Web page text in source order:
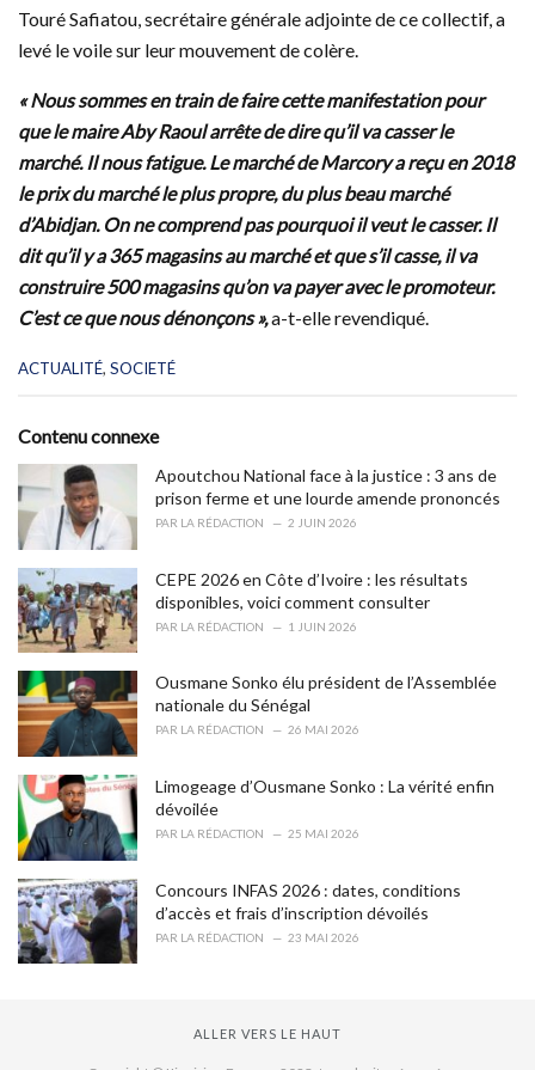
Touré Safiatou, secrétaire générale adjointe de ce collectif, a
levé le voile sur leur mouvement de colère.
« Nous sommes en train de faire cette manifestation pour
que le maire Aby Raoul arrête de dire qu’il va casser le
marché. Il nous fatigue. Le marché de Marcory a reçu en 2018
le prix du marché le plus propre, du plus beau marché
d’Abidjan. On ne comprend pas pourquoi il veut le casser. Il
dit qu’il y a 365 magasins au marché et que s’il casse, il va
construire 500 magasins qu’on va payer avec le promoteur.
C’est ce que nous dénonçons »,a-t-elle revendiqué.
C
e
r
i
e
:
ACTUALITÉ, SOCIETÉ
Contenu connexe
Apoutchou National face à la justice : 3 ans de
prison ferme et une lourde amende prononcés
PAR LA RÉDACTION 2 JUIN 2026
CEPE 2026 en Côte d’Ivoire : les résultats
disponibles, voici comment consulter
PAR LA RÉDACTION 1 JUIN 2026
Ousmane Sonko élu président de l’Assemblée
nationale du Sénégal
PAR LA RÉDACTION 26 MAI 2026
Limogeage d’Ousmane Sonko : La vérité enfin
dévoilée
PAR LA RÉDACTION 25 MAI 2026
Concours INFAS 2026 : dates, conditions
d’accès et frais d’inscription dévoilés
PAR LA RÉDACTION 23 MAI 2026
ALLER VERS LE HAUT